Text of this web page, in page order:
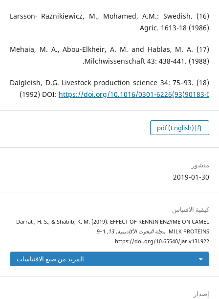
(16) Larsson· Raznikiewicz, M., Mohamed, A.M.: Swedish.
Agric. 1613-18 (1986)
(17) Mehaia, M. A., Abou-Elkheir, A. M. and Hablas, M. A.
Milchwissenschaft 43: 438-441. (1988).
(18) Dalgleish, D.G. Livestock production science 34: 75–93.
(1992) DOI: https://doi.org/10.1016/0301-6226(93)90183-I
منشور
2019-01-30
كيفية الاقتباس
Darrat , H. S., & Shabib, K. M. (2019). EFFECT OF RENNIN ENZYME ON CAMEL
MILK PROTEINS. مجلة البحوث الأكاديمية,
13
, 1–9.
https://doi.org/10.65540/jar.v13i.922
المزيد من صيغ الاقتباسات
إصدار